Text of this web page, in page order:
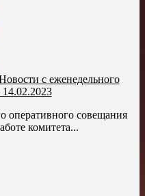
с еженедельного
оперативного совещания
комитета...